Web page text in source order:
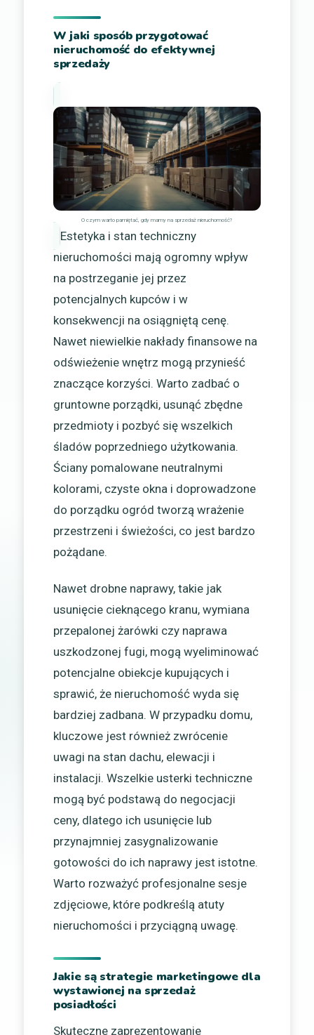
W jaki sposób przygotować
nieruchomość do efektywnej
sprzedaży
O czym warto pamiętać, gdy mamy na sprzedaż nieruchomość?
Estetyka i stan techniczny
nieruchomości mają ogromny wpływ
na postrzeganie jej przez
potencjalnych kupców i w
konsekwencji na osiągniętą cenę.
Nawet niewielkie nakłady finansowe na
odświeżenie wnętrz mogą przynieść
znaczące korzyści. Warto zadbać o
gruntowne porządki, usunąć zbędne
przedmioty i pozbyć się wszelkich
śladów poprzedniego użytkowania.
Ściany pomalowane neutralnymi
kolorami, czyste okna i doprowadzone
do porządku ogród tworzą wrażenie
przestrzeni i świeżości, co jest bardzo
pożądane.
Nawet drobne naprawy, takie jak
usunięcie cieknącego kranu, wymiana
przepalonej żarówki czy naprawa
uszkodzonej fugi, mogą wyeliminować
potencjalne obiekcje kupujących i
sprawić, że nieruchomość wyda się
bardziej zadbana. W przypadku domu,
kluczowe jest również zwrócenie
uwagi na stan dachu, elewacji i
instalacji. Wszelkie usterki techniczne
mogą być podstawą do negocjacji
ceny, dlatego ich usunięcie lub
przynajmniej zasygnalizowanie
gotowości do ich naprawy jest istotne.
Warto rozważyć profesjonalne sesje
zdjęciowe, które podkreślą atuty
nieruchomości i przyciągną uwagę.
Jakie są strategie marketingowe dla
wystawionej na sprzedaż
posiadłości
Skuteczne zaprezentowanie